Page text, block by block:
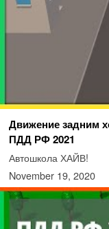
Движение задним
ПДД РФ 2021
Автошкола ХАЙВ!
November 19, 2020